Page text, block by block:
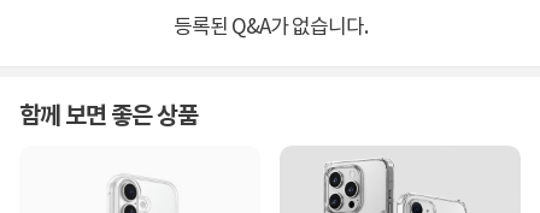
등록된 Q&A가 없습니다.
함께 보면 좋은 상품